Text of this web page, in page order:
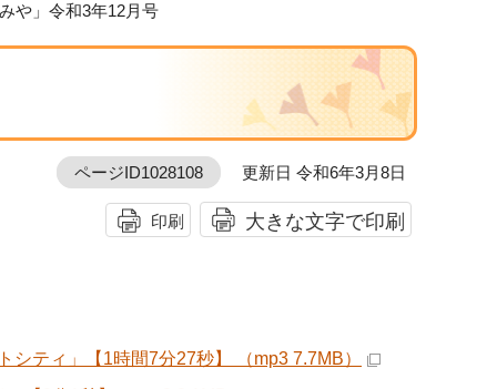
や」令和3年12月号
ページID1028108 更新日 令和6年3月8日
印刷 大きな文字で印刷
ティ」【1時間7分27秒】 （mp3 7.7MB）